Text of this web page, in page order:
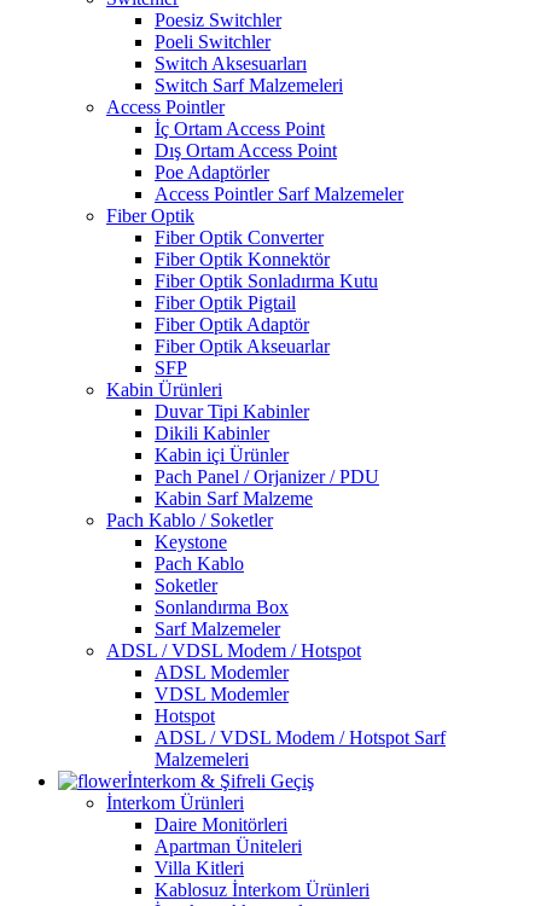
Poesiz Switchler
Poeli Switchler
Switch Aksesuarları
Switch Sarf Malzemeleri
Access Pointler
İç Ortam Access Point
Dış Ortam Access Point
Poe Adaptörler
Access Pointler Sarf Malzemeler
Fiber Optik
Fiber Optik Converter
Fiber Optik Konnektör
Fiber Optik Sonladırma Kutu
Fiber Optik Pigtail
Fiber Optik Adaptör
Fiber Optik Akseuarlar
SFP
Kabin Ürünleri
Duvar Tipi Kabinler
Dikili Kabinler
Kabin içi Ürünler
Pach Panel / Orjanizer / PDU
Kabin Sarf Malzeme
Pach Kablo / Soketler
Keystone
Pach Kablo
Soketler
Sonlandırma Box
Sarf Malzemeler
ADSL / VDSL Modem / Hotspot
ADSL Modemler
VDSL Modemler
Hotspot
ADSL / VDSL Modem / Hotspot Sarf
Malzemeleri
İnterkom & Şifreli Geçiş
İnterkom Ürünleri
Daire Monitörleri
Apartman Üniteleri
Villa Kitleri
Kablosuz İnterkom Ürünleri